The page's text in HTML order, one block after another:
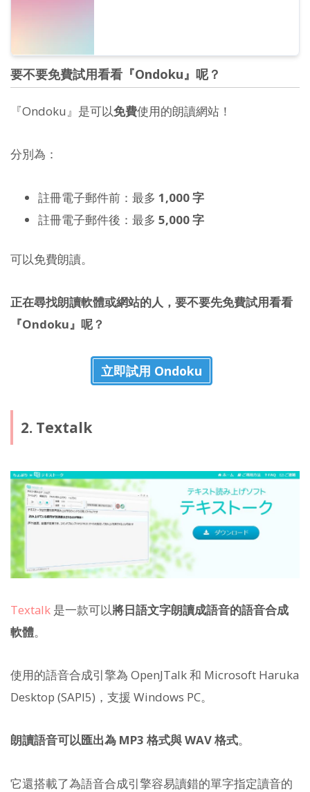
要不要免費試用看看『Ondoku』呢？
『Ondoku』是可以免費使用的朗讀網站！
分別為：
註冊電子郵件前：最多 1,000 字
註冊電子郵件後：最多 5,000 字
可以免費朗讀。
正在尋找朗讀軟體或網站的人，要不要先免費試用看看
『Ondoku』呢？
立即試用 Ondoku
2. Textalk
Textalk 是一款可以將日語文字朗讀成語音的語音合成
軟體。
使用的語音合成引擎為 OpenJTalk 和 Microsoft Haruka
Desktop (SAPI5)，支援 Windows PC。
朗讀語音可以匯出為 MP3 格式與 WAV 格式。
它還搭載了為語音合成引擎容易讀錯的單字指定讀音的